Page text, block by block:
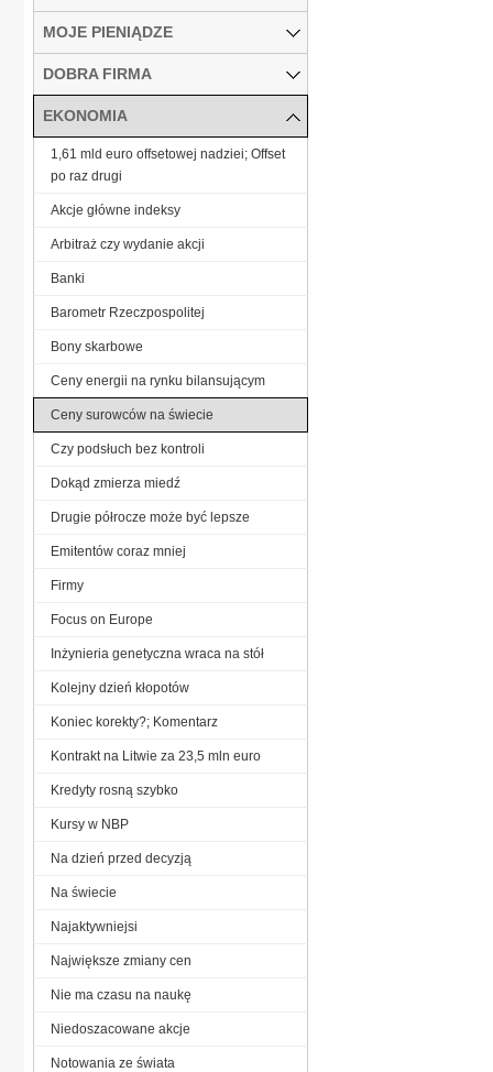
MOJE PIENIĄDZE
DOBRA FIRMA
EKONOMIA
1,61 mld euro offsetowej nadziei; Offset
po raz drugi
Akcje główne indeksy
Arbitraż czy wydanie akcji
Banki
Barometr Rzeczpospolitej
Bony skarbowe
Ceny energii na rynku bilansującym
Ceny surowców na świecie
Czy podsłuch bez kontroli
Dokąd zmierza miedź
Drugie półrocze może być lepsze
Emitentów coraz mniej
Firmy
Focus on Europe
Inżynieria genetyczna wraca na stół
Kolejny dzień kłopotów
Koniec korekty?; Komentarz
Kontrakt na Litwie za 23,5 mln euro
Kredyty rosną szybko
Kursy w NBP
Na dzień przed decyzją
Na świecie
Najaktywniejsi
Największe zmiany cen
Nie ma czasu na naukę
Niedoszacowane akcje
Notowania ze świata